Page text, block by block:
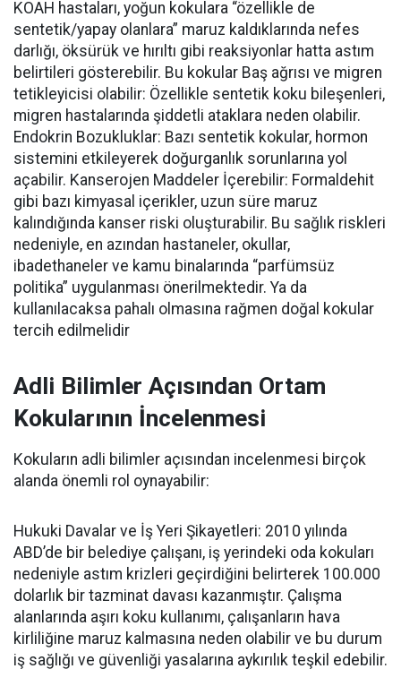
KOAH hastaları, yoğun kokulara “özellikle de
sentetik/yapay olanlara” maruz kaldıklarında nefes
darlığı, öksürük ve hırıltı gibi reaksiyonlar hatta astım
belirtileri gösterebilir. Bu kokular Baş ağrısı ve migren
tetikleyicisi olabilir: Özellikle sentetik koku bileşenleri,
migren hastalarında şiddetli ataklara neden olabilir.
Endokrin Bozukluklar: Bazı sentetik kokular, hormon
sistemini etkileyerek doğurganlık sorunlarına yol
açabilir. Kanserojen Maddeler İçerebilir: Formaldehit
gibi bazı kimyasal içerikler, uzun süre maruz
kalındığında kanser riski oluşturabilir. Bu sağlık riskleri
nedeniyle, en azından hastaneler, okullar,
ibadethaneler ve kamu binalarında “parfümsüz
politika” uygulanması önerilmektedir. Ya da
kullanılacaksa pahalı olmasına rağmen doğal kokular
tercih edilmelidir
Adli Bilimler Açısından Ortam
Kokularının İncelenmesi
Kokuların adli bilimler açısından incelenmesi birçok
alanda önemli rol oynayabilir:
Hukuki Davalar ve İş Yeri Şikayetleri: 2010 yılında
ABD’de bir belediye çalışanı, iş yerindeki oda kokuları
nedeniyle astım krizleri geçirdiğini belirterek 100.000
dolarlık bir tazminat davası kazanmıştır. Çalışma
alanlarında aşırı koku kullanımı, çalışanların hava
kirliliğine maruz kalmasına neden olabilir ve bu durum
iş sağlığı ve güvenliği yasalarına aykırılık teşkil edebilir.